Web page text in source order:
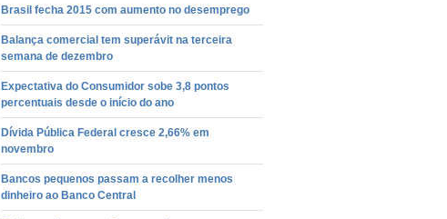
Brasil fecha 2015 com aumento no desemprego
Balança comercial tem superávit na terceira
semana de dezembro
Expectativa do Consumidor sobe 3,8 pontos
percentuais desde o início do ano
Dívida Pública Federal cresce 2,66% em
novembro
Bancos pequenos passam a recolher menos
dinheiro ao Banco Central